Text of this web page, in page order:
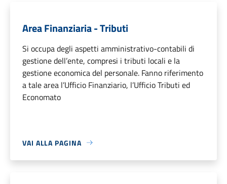
Area Finanziaria - Tributi
Si occupa degli aspetti amministrativo-contabili di
gestione dell’ente, compresi i tributi locali e la
gestione economica del personale. Fanno riferimento
a tale area l’Ufficio Finanziario, l’Ufficio Tributi ed
Economato
VAI ALLA PAGINA